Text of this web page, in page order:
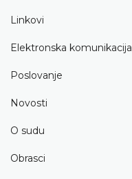
Linkovi
Elektronska komunikacija
Poslovanje
Novosti
O sudu
Obrasci